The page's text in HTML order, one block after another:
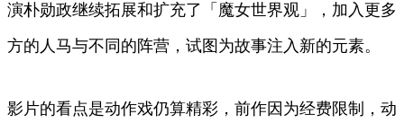
演朴勋政继续拓展和扩充了「魔女世界观」，加入更多
方的人马与不同的阵营，试图为故事注入新的元素。
影片的看点是动作戏仍算精彩，前作因为经费限制，动